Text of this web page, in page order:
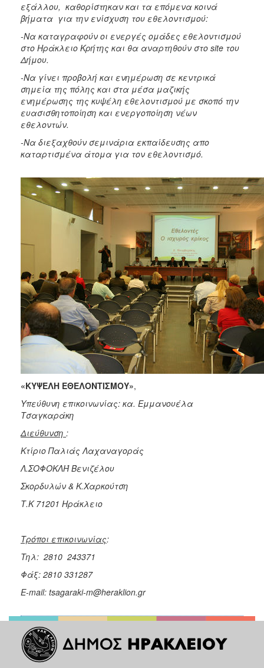
εξάλλου, καθορίστηκαν και τα επόμενα κοινά
βήματα για την ενίσχυση του εθελοντισμού:
-Να καταγραφούν οι ενεργές ομάδες εθελοντισμού
στο Ηράκλειο Κρήτης και θα αναρτηθούν στο site του
Δήμου.
-Να γίνει προβολή και ενημέρωση σε κεντρικά
σημεία της πόλης και στα μέσα μαζικής
ενημέρωσης της κυψέλη εθελοντισμού με σκοπό την
ευασισθητοποίηση και ενεργοποίηση νέων
εθελοντών.
-Να διεξαχθούν σεμινάρια εκπαίδευσης απο
καταρτισμένα άτομα για τον εθελοντισμό.
«ΚΥΨΕΛΗ ΕΘΕΛΟΝΤΙΣΜΟΥ»,
Υπεύθυνη επικοινωνίας: κα. Εμμανουέλα
Τσαγκαράκη
Διεύθυνση :
Κτίριο Παλιάς Λαχαναγοράς
Λ.ΣΟΦΟΚΛΉ Βενιζέλου
Σκορδυλών & Κ.Χαρκούτση
Τ.Κ 71201 Ηράκλειο
Τρόποι επικοινωνίας:
Τηλ: 2810 243371
Φάξ: 2810 331287
E-mail: tsagaraki-m@heraklion.gr